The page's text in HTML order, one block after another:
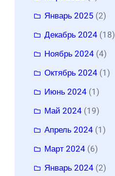
Январь 2025 (2)
Декабрь 2024 (18)
Ноябрь 2024 (4)
Октябрь 2024 (1)
Июнь 2024 (1)
Май 2024 (19)
Апрель 2024 (1)
Март 2024 (6)
Январь 2024 (2)